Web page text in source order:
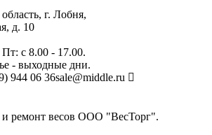
г. Лобня,
д. 10
с 8.00 - 17.00.
- выходные дни.
944 06 36sale@middle.ru
и ремонт весов ООО "ВесТорг".